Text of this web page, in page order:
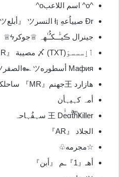
^o^ اسم اللاعبo^
Đr صيياُعهِ ¡ł النسرツ 『أبلعツ』
جينرال ڪيـَٰــكـُُـٰهہ ♕جوكرϟ♕
ٲٳسسسوَ(TXT) 〆 مصيبة 『MR 『ثعلب๛
Мафия أسطوره๛ ツالصقرツ
هازارد 王جهنم『MR』 ساحلكم 厄
أمہ كہيہأن
王 DeͥαtͣhͫҜiller سہفُہاحہ
الجلاد 『AR』
☆مجرمه♧
أهـ『1』ـم 『أبن』